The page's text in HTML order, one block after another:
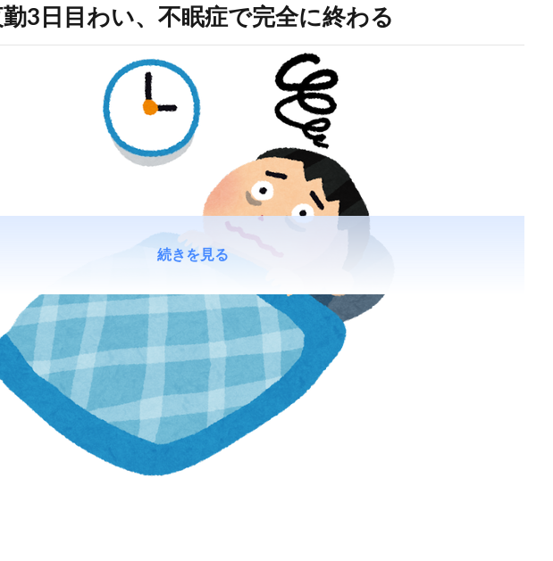
勤3日目わい、不眠症で完全に終わる
続きを見る